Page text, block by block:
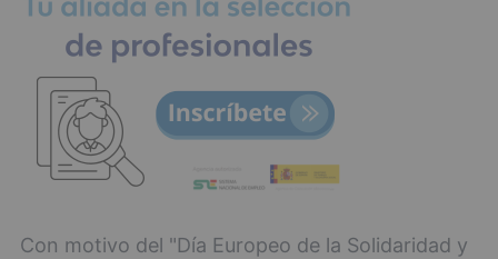
Con motivo del "Día Europeo de la Solidaridad y